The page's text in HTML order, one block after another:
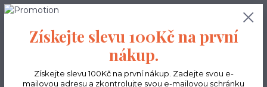
0,00 Kč
Získejte slevu 100Kč na první
nákup.
Získejte slevu 100Kč na první nákup. Zadejte svou e-
mailovou adresu a zkontrolujte svou e-mailovou schránku